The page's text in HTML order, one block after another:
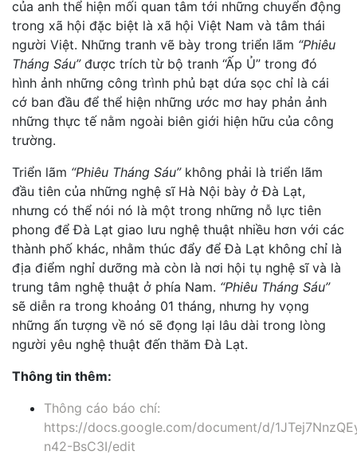
của anh thể hiện mối quan tâm tới những chuyển động
trong xã hội đặc biệt là xã hội Việt Nam và tâm thái
người Việt. Những tranh vẽ bày trong triển lãm “Phiêu
Tháng Sáu”được trích từ bộ tranh “Ấp Ủ” trong đó
hình ảnh những công trình phủ bạt dứa sọc chỉ là cái
cớ ban đầu để thể hiện những ước mơ hay phản ảnh
những thực tế nằm ngoài biên giới hiện hữu của công
trường.
Triển lãm “Phiêu Tháng Sáu”không phải là triển lãm
đầu tiên của những nghệ sĩ Hà Nội bày ở Đà Lạt,
nhưng có thể nói nó là một trong những nỗ lực tiên
phong để Đà Lạt giao lưu nghệ thuật nhiều hơn với các
thành phố khác, nhằm thúc đẩy để Đà Lạt không chỉ là
địa điểm nghỉ dưỡng mà còn là nơi hội tụ nghệ sĩ và là
trung tâm nghệ thuật ở phía Nam. “Phiêu Tháng Sáu”
sẽ diễn ra trong khoảng 01 tháng, nhưng hy vọng
những ấn tượng về nó sẽ đọng lại lâu dài trong lòng
người yêu nghệ thuật đến thăm Đà Lạt.
Thông tin thêm:
Thông cáo báo chí:
https://docs.google.com/document/d/
n42-BsC3I/edit